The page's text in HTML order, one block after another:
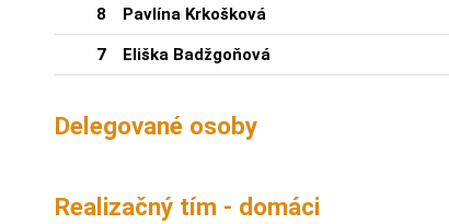
8 Pavlína Krkošková
7 Eliška Badžgoňová
Delegované osoby
Realizačný tím - domáci